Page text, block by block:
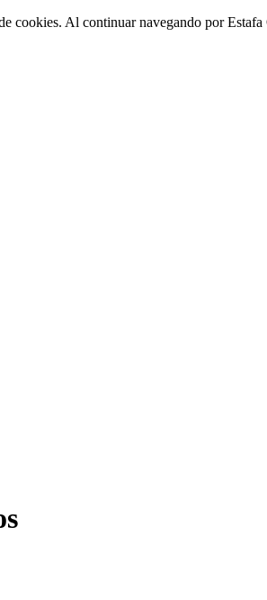
cookies. Al continuar navegando por